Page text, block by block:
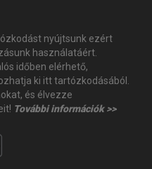
nyújtsunk ezért
használatáért.
időben elérhető,
ki itt tartózkodásából.
és élvezze
További információk >>